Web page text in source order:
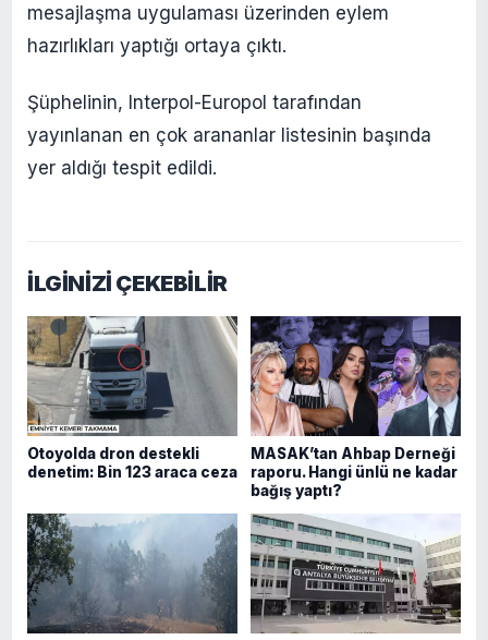
mesajlaşma uygulaması üzerinden eylem
hazırlıkları yaptığı ortaya çıktı.
Şüphelinin, Interpol-Europol tarafından
yayınlanan en çok arananlar listesinin başında
yer aldığı tespit edildi.
İLGİNİZİ ÇEKEBİLİR
Otoyolda dron destekli
denetim: Bin 123 araca ceza
MASAK’tan Ahbap Derneği
raporu. Hangi ünlü ne kadar
bağış yaptı?